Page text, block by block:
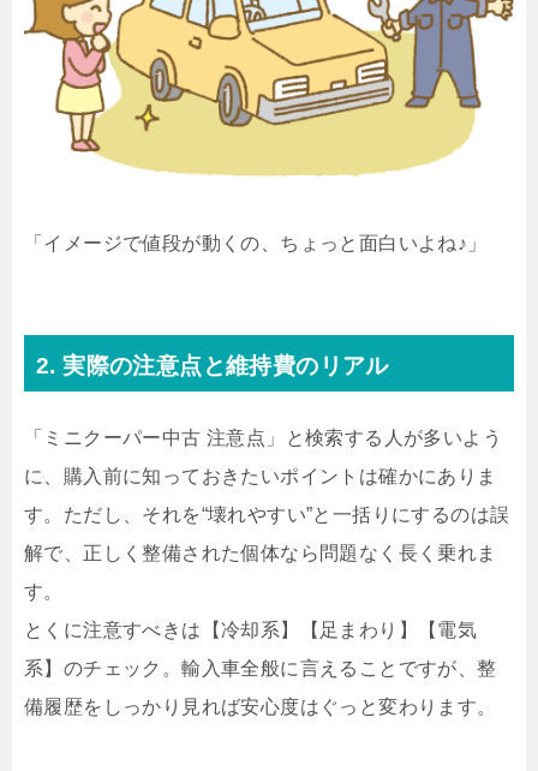
「イメージで値段が動くの、ちょっと面白いよね♪」
2. 実際の注意点と維持費のリアル
「ミニクーパー中古 注意点」と検索する人が多いよう
に、購入前に知っておきたいポイントは確かにありま
す。ただし、それを“壊れやすい”と一括りにするのは誤
解で、正しく整備された個体なら問題なく長く乗れま
す。
とくに注意すべきは【冷却系】【足まわり】【電気
系】のチェック。輸入車全般に言えることですが、整
備履歴をしっかり見れば安心度はぐっと変わります。